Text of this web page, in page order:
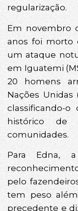
regularização.
Em novembro
anos foi morto
um ataque
em Iguatemi
20 homens
Nações Unidas
classificando-
histórico de
comunidades.
Para Edna,
pelo
tem peso
precedente e